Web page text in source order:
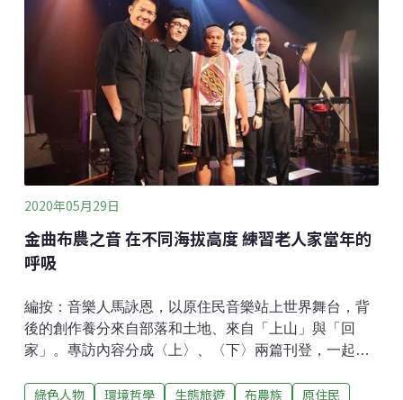
撼。引發了後來蔡昇達創辦了事業體「歐北來」時，便
以馬遠部落為首，開展了「島嶼拼圖」計劃——期以商
業的模式，讓部落文化可以永續，有別於以觀光客為主
體的旅行社路線，全程以部落的生活方式、文化為核
心，不需因外人而改變，發展出一連串成可體驗的活
動。
2020年05月29日
金曲布農之音 在不同海拔高度 練習老人家當年的
呼吸
編按：音樂人馬詠恩，以原住民音樂站上世界舞台，背
後的創作養分來自部落和土地、來自「上山」與「回
家」。專訪內容分成〈上〉、〈下〉兩篇刊登，一起跟
一個真正的布農人，讓傳統領域不再只是憑空想像，更
綠色人物 環境哲學 生態旅遊 布農族
原住民